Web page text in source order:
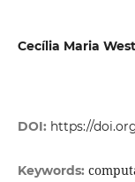
Cecília Maria
DOI: https://
Keywords: